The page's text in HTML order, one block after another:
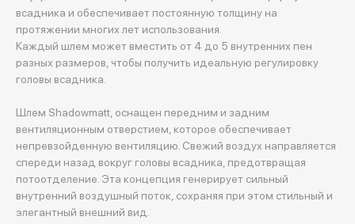
всадника и обеспечивает постоянную толщину на
протяжении многих лет использования.
Каждый шлем может вместить от 4 до 5 внутренних пен
разных размеров, чтобы получить идеальную регулировку
головы всадника.
Шлем Shadowmatt, оснащен передним и задним
вентиляционным отверстием, которое обеспечивает
непревзойденную вентиляцию. Свежий воздух направляется
спереди назад вокруг головы всадника, предотвращая
потоотделение. Эта концепция генерирует сильный
внутренний воздушный поток, сохраняя при этом стильный и
элегантный внешний вид.